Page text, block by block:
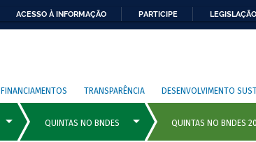
ACESSO À INFORMAÇÃO PARTICIPE LEGISLAÇÃO
FINANCIAMENTOS TRANSPARÊNCIA DESENVOLVIMENTO